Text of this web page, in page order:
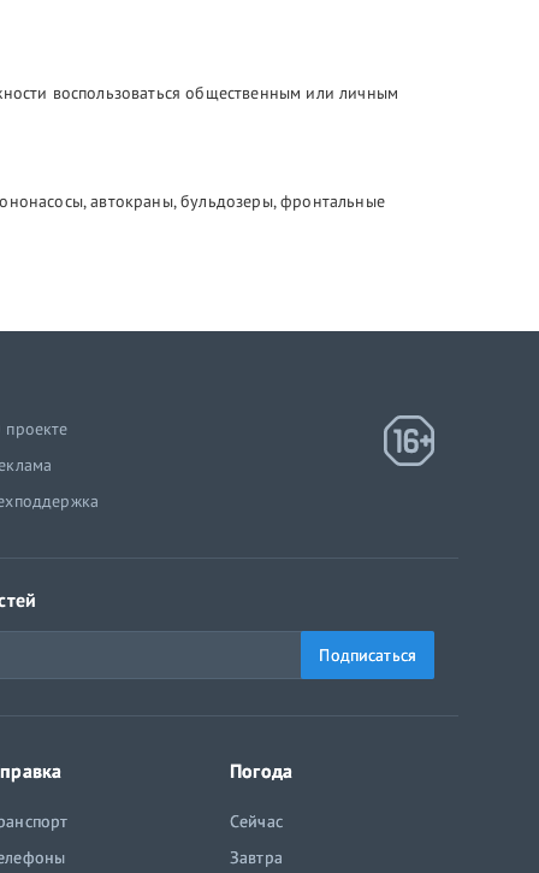
воспользоваться общественным или личным
автокраны, бульдозеры, фронтальные
проекте
Подписаться
Погода
Сейчас
Завтра